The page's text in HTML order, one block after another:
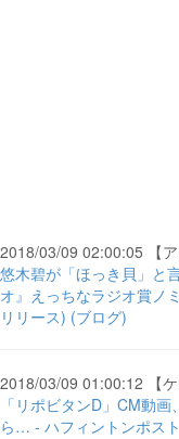
2018/03/09 02:00:05 【ア
悠木碧が「ほっき貝」と
オ』えっちなラジオ賞
リリース) (ブログ)
2018/03/09 01:00:12 【ケ
「リポビタンD」CM動
ら… - ハフィントンポスト